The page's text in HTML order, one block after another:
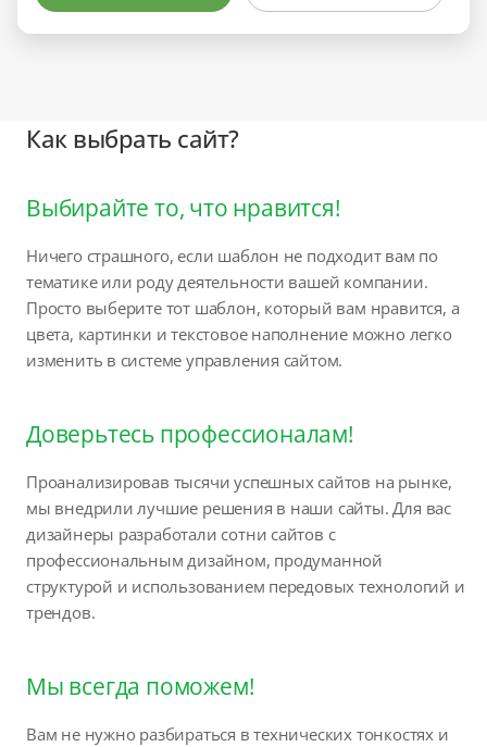
Как выбрать сайт?
Выбирайте то, что нравится!
Ничего страшного, если шаблон не подходит вам по
тематике или роду деятельности вашей компании.
Просто выберите тот шаблон, который вам нравится, а
цвета, картинки и текстовое наполнение можно легко
изменить в системе управления сайтом.
Доверьтесь профессионалам!
Проанализировав тысячи успешных сайтов на рынке,
мы внедрили лучшие решения в наши сайты. Для вас
дизайнеры разработали сотни сайтов с
профессиональным дизайном, продуманной
структурой и использованием передовых технологий и
трендов.
Мы всегда поможем!
Вам не нужно разбираться в технических тонкостях и